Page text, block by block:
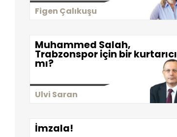
Figen Çalıkuşu
Muhammed Salah,
Trabzonspor için bir kurtarıcı
mı?
Ulvi Saran
İmzala!